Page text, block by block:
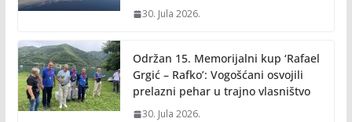
30. Jula 2026.
Održan 15. Memorijalni kup ‘Rafael
Grgić – Rafko’: Vogošćani osvojili
prelazni pehar u trajno vlasništvo
30. Jula 2026.